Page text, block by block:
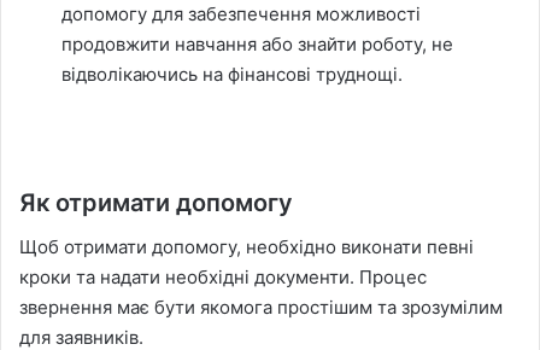
допомогу для забезпечення можливості
продовжити навчання або знайти роботу, не
відволікаючись на фінансові труднощі.
Як отримати допомогу
Щоб отримати допомогу, необхідно виконати певні
кроки та надати необхідні документи. Процес
звернення має бути якомога простішим та зрозумілим
для заявників.